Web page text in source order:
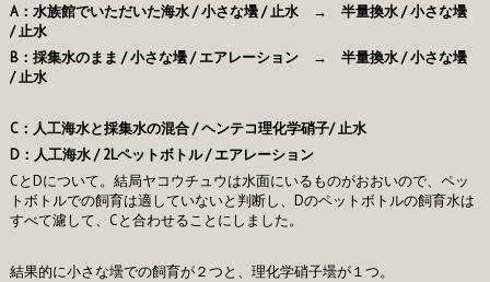
A：水族館でいただいた海水 / 小さな壜 / 止水 → 半量換水 / 小さな壜
/ 止水
B：採集水のまま / 小さな壜 / エアレーション → 半量換水 / 小さな壜
/ 止水
C：人工海水と採集水の混合 / ヘンテコ理化学硝子/ 止水
D：人工海水 / 2Lペットボトル / エアレーション
CとDについて。結局ヤコウチュウは水面にいるものがおおいので、ペッ
トボトルでの飼育は適していないと判断し、Dのペットボトルの飼育水は
すべて濾して、Cと合わせることにしました。
結果的に小さな壜での飼育が２つと、理化学硝子壜が１つ。